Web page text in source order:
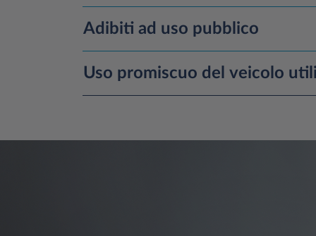
Adibiti ad uso pubblico
Uso promiscuo del veicolo